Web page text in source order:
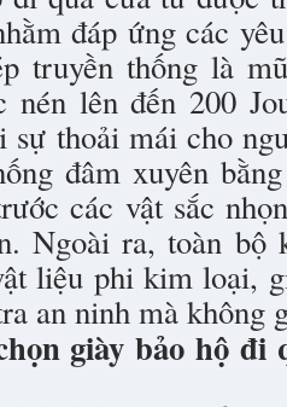
đáp ứng các
truyền thống là
lên đến 200
sự thoải mái cho
đâm xuyên
các vật sắc
Ngoài ra, toàn bộ
liệu phi kim loại,
an ninh mà không
giày bảo hộ